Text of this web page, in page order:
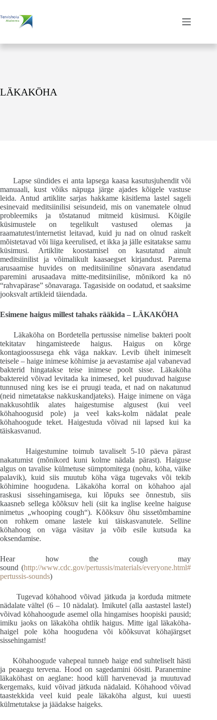
content
LÄKAKÖHA
Lapse sündides ei anta lapsega kaasa kasutusjuhendit või
manuaali, kust võiks näpuga järge ajades kõigele vastuse
leida. Antud artiklite sarjas hakkame käsitlema lastel sageli
esinevaid meditsiinilisi seisundeid, mis on vanematele olnud
probleemiks ja tõstatanud mitmeid küsimusi. Kõigile
küsimustele on tegelikult vastused olemas ja
raamatutest/internetist leitavad, kuid ju nad on olnud raskelt
mõistetavad või liiga keerulised, et ikka ja jälle esitatakse samu
küsimusi. Artiklite koostamisel on kasutatud ainult
meditsiinilist ja võimalikult kaasaegset kirjandust. Parema
arusaamise huvides on meditsiiniline sõnavara asendatud
paremini arusaadava mitte-meditsiinilise, mõnikord ka nö
“rahvapärase” sõnavaraga. Tagasiside on oodatud, et saaksime
jooksvalt artikleid täiendada.
Esimene haigus millest tahaks rääkida – LÄKAKÖHA
Läkaköha on Bordetella pertussise nimelise bakteri poolt
tekitatav hingamisteede haigus. Haigus on kõrge
kontagioossusega ehk väga nakkav. Levib ühelt inimeselt
teisele – haige inimese köhimise ja aevastamise ajal vabanevad
bakterid hingatakse teise inimese poolt sisse. Läkaköha
baktereid võivad levitada ka inimesed, kel puuduvad haiguse
tunnused ning kes ise ei pruugi teada, et nad on nakatunud
(neid nimetatakse nakkuskandjateks). Haige inimene on väga
nakkusohtlik alates haigestumise algusest (kui veel
köhahoogusid pole) ja veel kaks-kolm nädalat peale
köhahoogude teket. Haigestuda võivad nii lapsed kui ka
täiskasvanud.
Haigestumine toimub tavaliselt 5-10 päeva pärast
nakatumist (mõnikord kuni kolme nädala pärast). Haiguse
algus on tavalise külmetuse sümptomitega (nohu, köha, väike
palavik), kuid siis muutub köha väga tugevaks või tekib
köhimine hoogudena. Läkaköha korral on köhahoo ajal
raskusi sissehingamisega, kui lõpuks see õnnestub, siis
kaasneb sellega kõõksuv heli (siit ka inglise keelne haiguse
nimetus „whooping cough“). Kõõksuv õhu sissetõmbamine
on rohkem omane lastele kui täiskasvanutele. Selline
köhahoog on väga väsitav ja võib esile kutsuda ka
oksendamise.
Hear how the cough may
sound (http://www.cdc.gov/pertussis/materials/everyone.html#
pertussis-sounds)
Tugevad köhahood võivad jätkuda ja korduda mitmete
nädalate vältel (6 – 10 nädalat). Imikutel (alla aastastel lastel)
võivad köhahoogude asemel olla hingamises hoopiski pausid;
imiku jaoks on läkaköha ohtlik haigus. Mitte igal läkaköha-
haigel pole köha hoogudena või kõõksuvat köhajärgset
sissehingamist!
Köhahoogude vahepeal tunneb haige end suhteliselt hästi
ja peaaegu tervena. Hood on sagedamini öösiti. Paranemine
läkaköhast on aeglane: hood küll harvenevad ja muutuvad
kergemaks, kuid võivad jätkuda nädalaid. Köhahood võivad
taastekkida veel kuid peale läkaköha algust, kui uuesti
külmetutakse ja jäädakse haigeks.